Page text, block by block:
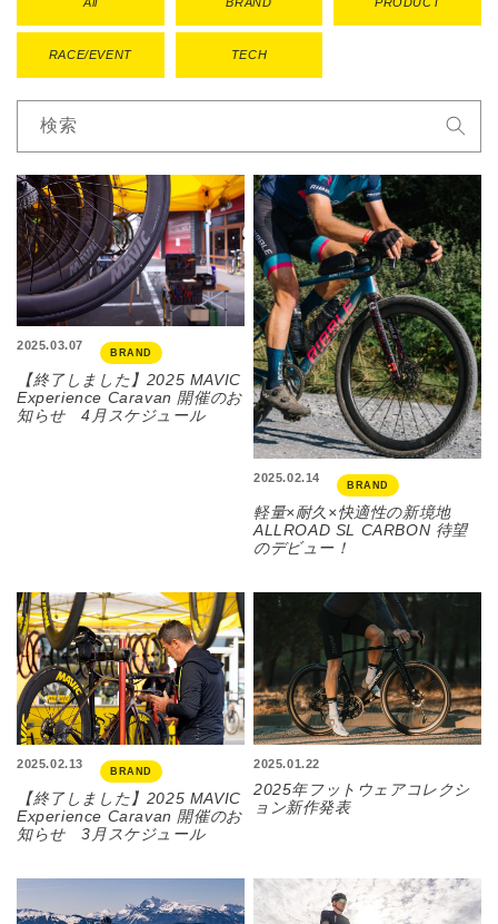
RACE/EVENT TECH
検索
2025.03.07
BRAND
【終了しました】2025 MAVIC
Experience Caravan 開催のお
知らせ 4月スケジュール
2025.02.14
BRAND
軽量×耐久×快適性の新境地
ALLROAD SL CARBON 待望
のデビュー！
2025.02.13
BRAND
【終了しました】2025 MAVIC
Experience Caravan 開催のお
知らせ 3月スケジュール
2025.01.22
2025年フットウェアコレクシ
ョン新作発表